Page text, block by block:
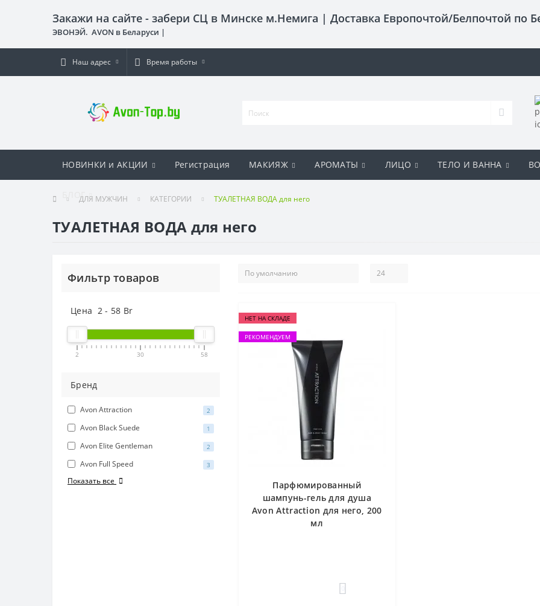
Закажи на сайте - забери СЦ в Минске м.Немига | Доставка Европочтой/Белпочтой по
ЭВОНЭЙ. AVON в Беларуси |
Наш адрес Время работы
НОВИНКИ и АКЦИИ Регистрация МАКИЯЖ АРОМАТЫ ЛИЦО ТЕЛО И ВАННА
БЛОГДЛЯ МУЖЧИН КАТЕГОРИИ ТУАЛЕТНАЯ ВОДА для него
ТУАЛЕТНАЯ ВОДА для него
Фильтр товаров
Цена 2 - 58 Br
2 30 58
Бренд
Avon Attraction 2
Avon Black Suede 1
Avon Elite Gentleman 2
Avon Full Speed 3
Показать все
НЕТ НА СКЛАДЕ
РЕКОМЕНДУЕМ
Парфюмированный
шампунь-гель для душа
Avon Attraction для него, 200
мл